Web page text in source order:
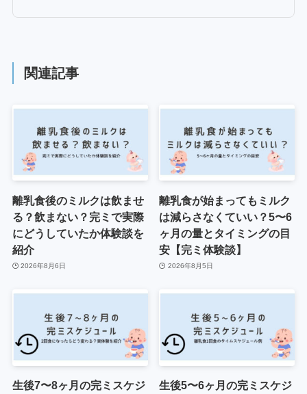
関連記事
離乳食後のミルクは飲ませ
る？飲まない？完ミで実際
にどうしていたか体験談を
紹介
2026年8月6日
離乳食が始まってもミルク
は減らさなくていい？5〜6
ヶ月の量とタイミングの目
安【完ミ体験談】
2026年8月5日
生後7〜8ヶ月の完ミスケジ
生後5〜6ヶ月の完ミスケジ